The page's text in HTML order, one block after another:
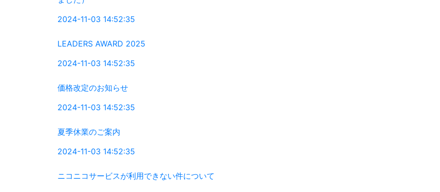
2024-11-03 14:52:35
LEADERS AWARD 2025
2024-11-03 14:52:35
価格改定のお知らせ
2024-11-03 14:52:35
夏季休業のご案内
2024-11-03 14:52:35
ニコニコサービスが利用できない件について